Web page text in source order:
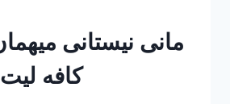
مانی نیستانی
کافه